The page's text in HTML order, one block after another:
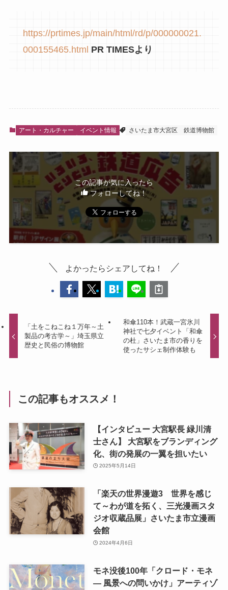
https://prtimes.jp/main/html/rd/p/000000021.
000155465.html PR TIMESより
アート・カルチャー イベント情報 さいたま市大宮区 鉄道博物館
この記事が気に入ったら
フォローしてね！
よかったらシェアしてね！
「土をこねこね１万年～土
製品の考古学～」埼玉県立
歴史と民俗の博物館
和傘110本！武蔵一宮氷川
神社で七夕イベント「和傘
の杜」さいたま市の香りを
使ったサシェ制作体験も
この記事もオススメ！
【インタビュー 大宮駅長 緑川清
士さん】 大宮駅をブランディング
化、街の発展の一翼を担いたい
2025年5月14日
「楽天の世界漫遊3 世界を感じ
て～わが道を拓く、三光漫画スタ
ジオ収蔵品展」さいたま市立漫画
会館
2024年4月6日
モネ没後100年「クロード・モネ
― 風景への問いかけ」アーティゾ